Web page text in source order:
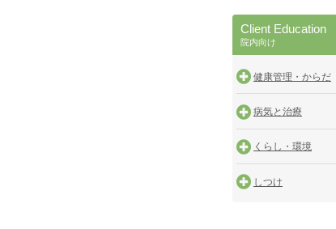
Client Education
院内向け
健康管理・からだ
病気と治療
くらし・環境
しつけ